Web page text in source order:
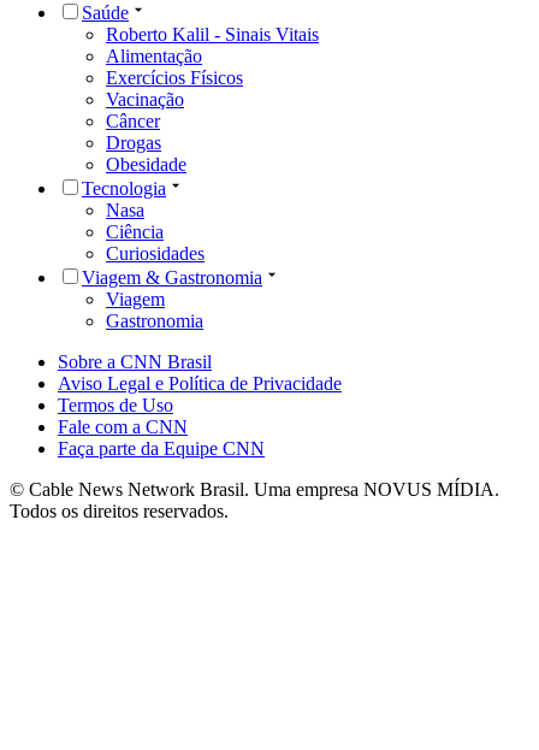
Saúde
Roberto Kalil - Sinais Vitais
Alimentação
Exercícios Físicos
Vacinação
Câncer
Drogas
Obesidade
Tecnologia
Nasa
Ciência
Curiosidades
Viagem & Gastronomia
Viagem
Gastronomia
Sobre a CNN Brasil
Aviso Legal e Política de Privacidade
Termos de Uso
Fale com a CNN
Faça parte da Equipe CNN
© Cable News Network Brasil. Uma empresa NOVUS MÍDIA.
Todos os direitos reservados.